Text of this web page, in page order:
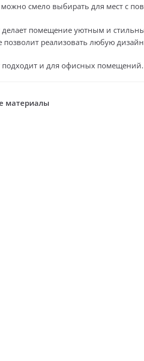
смело выбирать для мест с
помещение уютным и
позволит реализовать любую
и для офисных помещений.
материалы